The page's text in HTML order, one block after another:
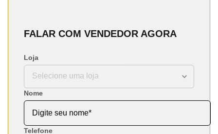
FALAR COM VENDEDOR AGORA
Loja
Nome
Telefone